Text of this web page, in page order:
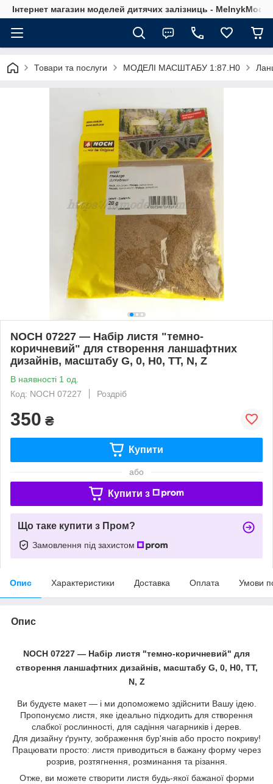
Інтернет магазин моделей дитячих залізниць -
Товари та послуги МОДЕЛІ МАСШТАБУ 1:87.H0
NOCH 07227 — Набір листя "темно-
коричневий" для створення ланшафтних
дизайнів, масштабу G, 0, H0, TT, N, Z
В наявності 1 од.
Код: NOCH 07227
Роздріб
350 ₴
Купити
або
Купити з
Що таке купити з Пром?
Замовлення під захистом
Опис Характеристики Доставка Оплата Умови
Опис
NOCH 07227 — Набір листя "темно-коричневий" для
створення ланшафтних дизайнів, масштабу G, 0, H0, TT,
N, Z
Ви будуєте макет — і ми допоможемо здійснити Вашу ідею.
Пропонуємо листя, яке ідеально підходить для створення
слабкої рослинності, для садіння чагарників і дерев.
Для дизайну ґрунту, зображення бур'янів або просто покриву!
Працювати просто: листя приводиться в бажану форму через
розрив, розтягнення, розминання та різання.
Отже, ви можете створити листя будь-якої бажаної форми